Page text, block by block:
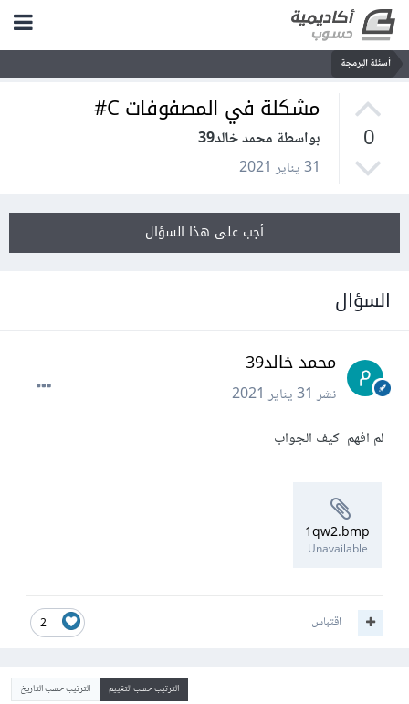
أسئلة البرمجة
0
مشكلة في المصفوفات C#
بواسطة محمد خالد39
31 يناير 2021
أجب على هذا السؤال
السؤال
محمد خالد39
نشر31 يناير 2021
لم افهم كيف الجواب
1qw2.bmp
Unavailable
2 اقتباس
الترتيب حسب التقييم الترتيب حسب التاريخ